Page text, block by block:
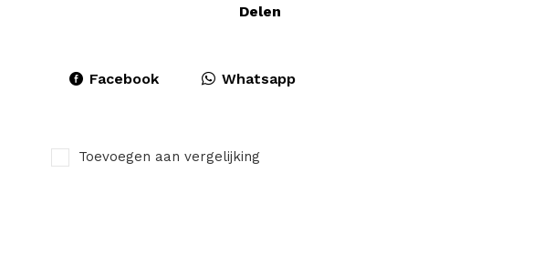
Delen
Facebook Whatsapp
Toevoegen aan vergelijking